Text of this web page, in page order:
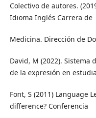
Colectivo de autores.
Idioma Inglés Carrera de
Medicina. Dirección de
David, M (2022).
de la expresión en
Font, S (2011) Language
difference? Conferencia